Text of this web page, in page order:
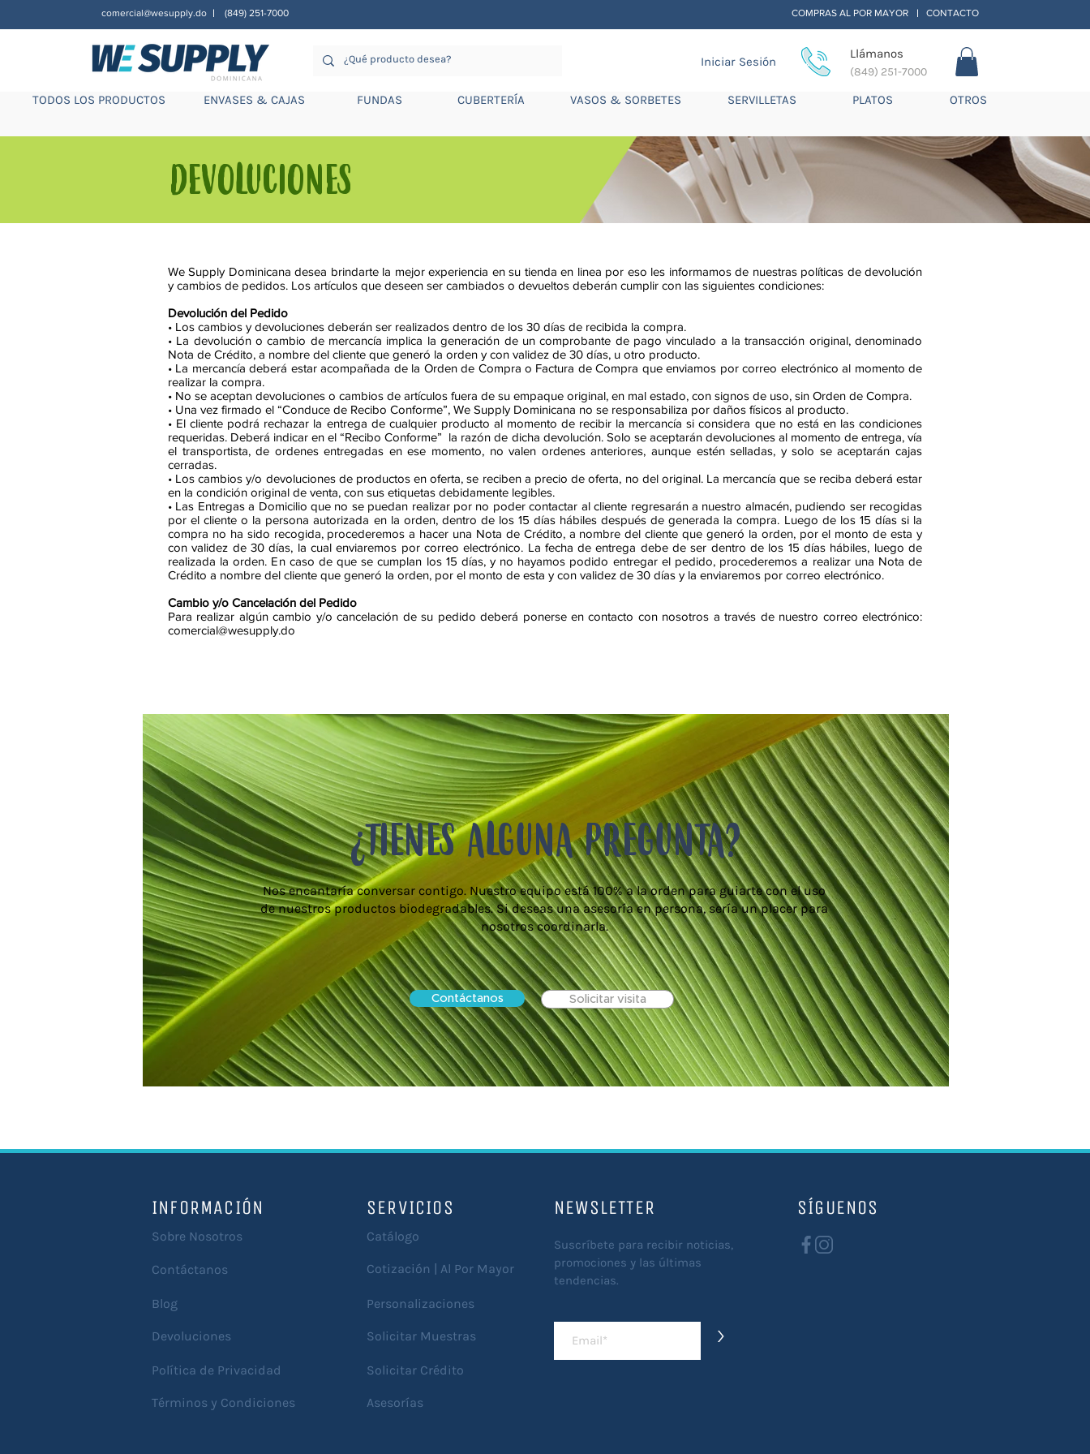
comercial@wesupply.do | (849) 251-7000 COMPRAS AL POR MAYOR | CONTACTO
Iniciar Sesión
Llámanos
(849) 251-7000
TODOS LOS PRODUCTOS ENVASES & CAJAS FUNDAS CUBERTERÍA VASOS & SORBETES SERVILLETAS PLATOS OTROS
DEVOLUCIONES
We Supply Dominicana desea brindarte la mejor experiencia en su tienda en linea por eso les informamos de nuestras políticas de devolución
y cambios de pedidos. Los artículos que deseen ser cambiados o devueltos deberán cumplir con las siguientes condiciones:
Devolución del Pedido
• Los cambios y devoluciones deberán ser realizados dentro de los 30 días de recibida la compra.
• La devolución o cambio de mercancía implica la generación de un comprobante de pago vinculado a la transacción original, denominado
Nota de Crédito, a nombre del cliente que generó la orden y con validez de 30 días, u otro producto.
• La mercancía deberá estar acompañada de la Orden de Compra o Factura de Compra que enviamos por correo electrónico al momento de
realizar la compra.
• No se aceptan devoluciones o cambios de artículos fuera de su empaque original, en mal estado, con signos de uso, sin Orden de Compra.
• Una vez firmado el “Conduce de Recibo Conforme”, We Supply Dominicana no se responsabiliza por daños físicos al producto.
• El cliente podrá rechazar la entrega de cualquier producto al momento de recibir la mercancía si considera que no está en las condiciones
requeridas. Deberá indicar en el “Recibo Conforme” la razón de dicha devolución. Solo se aceptarán devoluciones al momento de entrega, vía
el transportista, de ordenes entregadas en ese momento, no valen ordenes anteriores, aunque estén selladas, y solo se aceptarán cajas
cerradas.
• Los cambios y/o devoluciones de productos en oferta, se reciben a precio de oferta, no del original. La mercancía que se reciba deberá estar
en la condición original de venta, con sus etiquetas debidamente legibles.
• Las Entregas a Domicilio que no se puedan realizar por no poder contactar al cliente regresarán a nuestro almacén, pudiendo ser recogidas
por el cliente o la persona autorizada en la orden, dentro de los 15 días hábiles después de generada la compra. Luego de los 15 días si la
compra no ha sido recogida, procederemos a hacer una Nota de Crédito, a nombre del cliente que generó la orden, por el monto de esta y
con validez de 30 días, la cual enviaremos por correo electrónico. La fecha de entrega debe de ser dentro de los 15 días hábiles, luego de
realizada la orden. En caso de que se cumplan los 15 días, y no hayamos podido entregar el pedido, procederemos a realizar una Nota de
Crédito a nombre del cliente que generó la orden, por el monto de esta y con validez de 30 días y la enviaremos por correo electrónico.
Cambio y/o Cancelación del Pedido
Para realizar algún cambio y/o cancelación de su pedido deberá ponerse en contacto con nosotros a través de nuestro correo electrónico:
comercial@wesupply.do
¿TIENES ALGUNA PREGUNTA?
Nos encantaría conversar contigo. Nuestro equipo está 100% a la orden para guiarte con el uso
de nuestros productos biodegradables. Si deseas una asesoría en persona, sería un placer para
nosotros coordinarla.
Contáctanos Solicitar visita
INFORMACIÓN
Sobre Nosotros
Contáctanos
Blog
Devoluciones
Política de Privacidad
Términos y Condiciones
SERVICIOS
Catálogo
Cotización | Al Por Mayor
Personalizaciones
Solicitar Muestras
Solicitar Crédito
NEWSLETTER
Suscríbete para recibir noticias,
promociones y las últimas
tendencias.
>
SÍGUENOS
Asesorías